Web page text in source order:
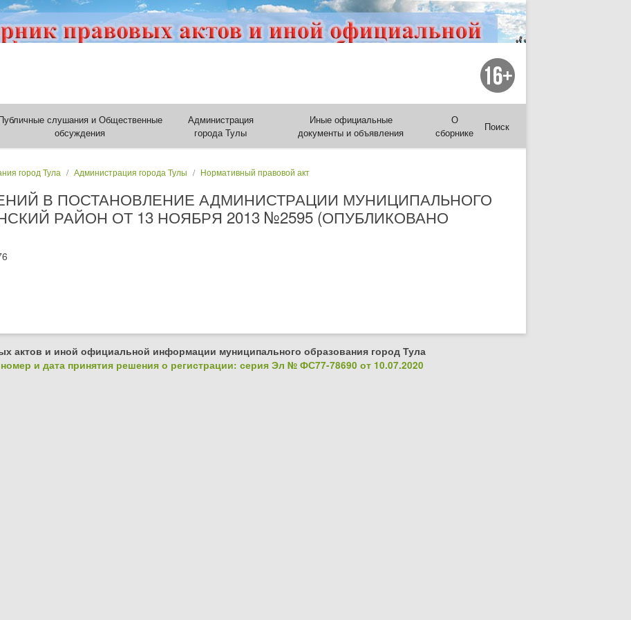
слушания и Общественные
обсуждения
Администрация
города Тулы
Иные официальные
документы и объявления
О
сборнике
Поиск
город Тула Администрация города Тулы Нормативный правовой акт
В ПОСТАНОВЛЕНИЕ АДМИНИСТРАЦИИ МУНИЦИПАЛЬНОГО
РАЙОН ОТ 13 НОЯБРЯ 2013 №2595 (ОПУБЛИКОВАНО
актов и иной официальной информации муниципального образования город Тула
и дата принятия решения о регистрации: серия Эл № ФС77-78690 от 10.07.2020